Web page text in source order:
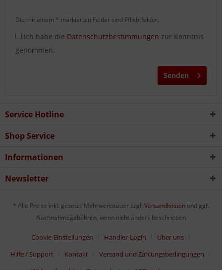
Die mit einem * markierten Felder sind Pflichtfelder.
Ich habe die Datenschutzbestimmungen zur Kenntnis
genommen.
Senden
Service Hotline
Shop Service
Informationen
Newsletter
* Alle Preise inkl. gesetzl. Mehrwertsteuer zzgl. Versandkosten und ggf.
Nachnahmegebühren, wenn nicht anders beschrieben
Cookie-Einstellungen Händler-Login
Über uns
Hilfe / Support
Kontakt
Versand und Zahlungsbedingungen